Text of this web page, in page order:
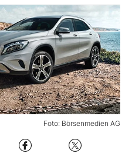
Foto: Börsenmedien AG